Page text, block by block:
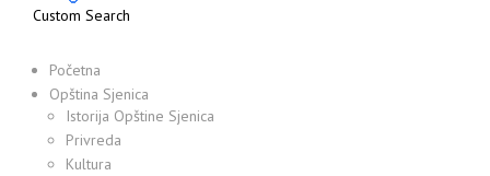
Custom Search
Početna
Opština Sjenica
Istorija Opštine Sjenica
Privreda
Kultura